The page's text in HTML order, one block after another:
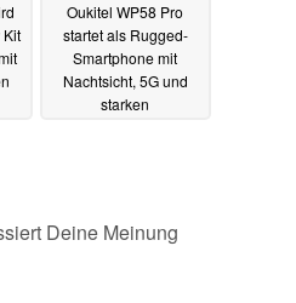
Oukitel WP58 Pro
startet als Rugged-
Smartphone mit
Nachtsicht, 5G und
starken
Deine Meinung